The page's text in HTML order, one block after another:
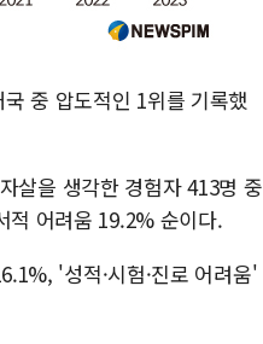
중 압도적인 1위를 기록했
살을 생각한 경험자 413명 중
적 어려움 19.2% 순이다.
'성적·시험·진로 어려움'